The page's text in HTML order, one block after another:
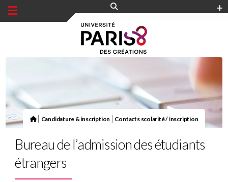
Candidature & inscription Contacts scolarité / inscription
Bureau de l’admission des étudiants
étrangers
Panneau de gestion des cookies